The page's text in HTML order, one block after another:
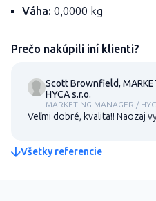
Váha: 0,0000 kg
Prečo nakúpili iní klienti?
Scott Brownfield,
HYCA s.r.o.
MARKETING MANAGER /
Veľmi dobré, kvalita!! Naozaj
Všetky referencie